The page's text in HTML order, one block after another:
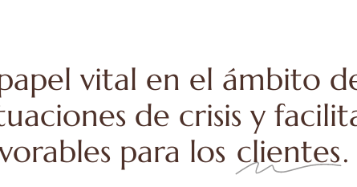
vital en el ámbito
de crisis y
para los clientes.